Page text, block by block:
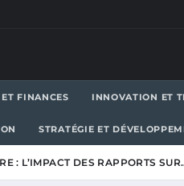
FINANCES INNOVATION ET
STRATÉGIE ET
: L’IMPACT DES RAPPORTS